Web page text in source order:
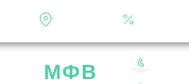
МФВ